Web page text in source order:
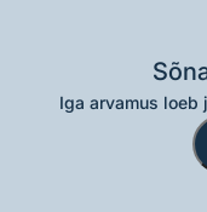
Iga arvamus loeb